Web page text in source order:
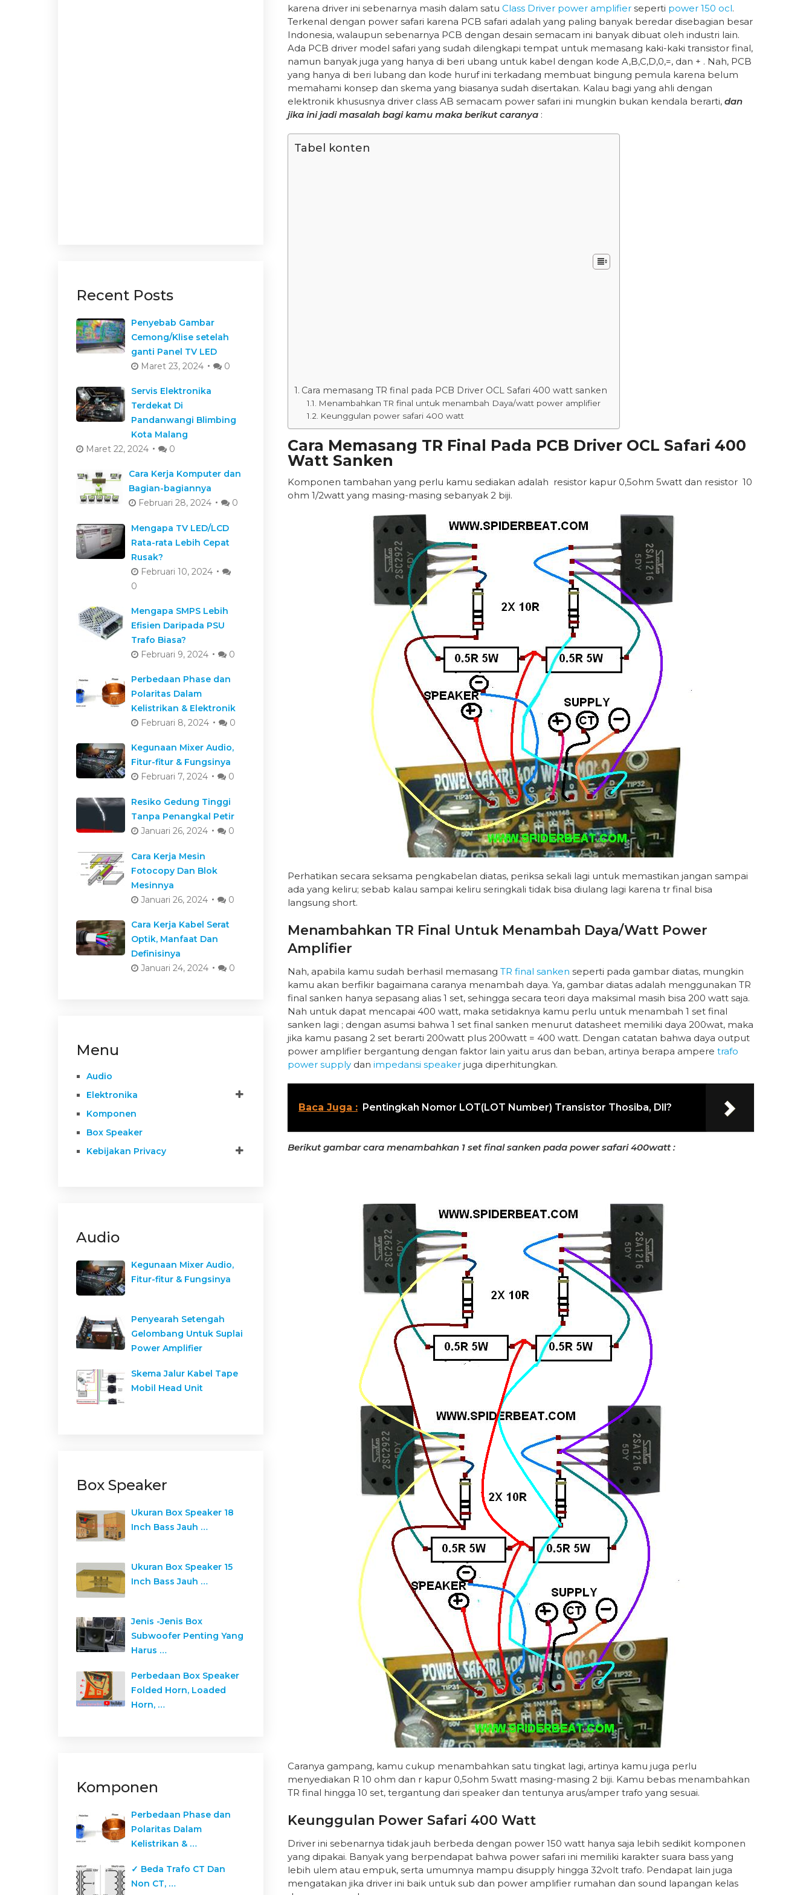
karena driver ini sebenarnya masih dalam satu Class Driver power amplifier seperti power 150 ocl.
Terkenal dengan power safari karena PCB safari adalah yang paling banyak beredar disebagian besar
Indonesia, walaupun sebenarnya PCB dengan desain semacam ini banyak dibuat oleh industri lain.
Ada PCB driver model safari yang sudah dilengkapi tempat untuk memasang kaki-kaki transistor final,
namun banyak juga yang hanya di beri ubang untuk kabel dengan kode A,B,C,D,0,=, dan + . Nah, PCB
yang hanya di beri lubang dan kode huruf ini terkadang membuat bingung pemula karena belum
memahami konsep dan skema yang biasanya sudah disertakan. Kalau bagi yang ahli dengan
elektronik khususnya driver class AB semacam power safari ini mungkin bukan kendala berarti, dan
jika ini jadi masalah bagi kamu maka berikut caranya :
Tabel konten
Cara memasang TR final pada PCB Driver OCL Safari 400 watt sanken
Menambahkan TR final untuk menambah Daya/watt power amplifier
Keunggulan power safari 400 watt
Cara Memasang TR Final Pada PCB Driver OCL Safari 400
Watt Sanken
Komponen tambahan yang perlu kamu sediakan adalah resistor kapur 0,5ohm 5watt dan resistor 10
ohm 1/2watt yang masing-masing sebanyak 2 biji.
Perhatikan secara seksama pengkabelan diatas, periksa sekali lagi untuk memastikan jangan sampai
ada yang keliru; sebab kalau sampai keliru seringkali tidak bisa diulang lagi karena tr final bisa
langsung short.
Menambahkan TR Final Untuk Menambah Daya/watt Power
Amplifier
Nah, apabila kamu sudah berhasil memasang TR final sanken seperti pada gambar diatas, mungkin
kamu akan berfikir bagaimana caranya menambah daya. Ya, gambar diatas adalah menggunakan TR
final sanken hanya sepasang alias 1 set, sehingga secara teori daya maksimal masih bisa 200 watt saja.
Nah untuk dapat mencapai 400 watt, maka setidaknya kamu perlu untuk menambah 1 set final
sanken lagi ; dengan asumsi bahwa 1 set final sanken menurut datasheet memiliki daya 200wat, maka
jika kamu pasang 2 set berarti 200watt plus 200watt = 400 watt. Dengan catatan bahwa daya output
power amplifier bergantung dengan faktor lain yaitu arus dan beban, artinya berapa ampere trafo
power supply dan impedansi speaker juga diperhitungkan.
Baca Juga : Pentingkah Nomor LOT(LOT Number) Transistor Thosiba, Dll?
Berikut gambar cara menambahkan 1 set final sanken pada power safari 400watt :
Caranya gampang, kamu cukup menambahkan satu tingkat lagi, artinya kamu juga perlu
menyediakan R 10 ohm dan r kapur 0,5ohm 5watt masing-masing 2 biji. Kamu bebas menambahkan
TR final hingga 10 set, tergantung dari speaker dan tentunya arus/amper trafo yang sesuai.
Keunggulan Power Safari 400 Watt
Driver ini sebenarnya tidak jauh berbeda dengan power 150 watt hanya saja lebih sedikit komponen
yang dipakai. Banyak yang berpendapat bahwa power safari ini memiliki karakter suara bass yang
lebih ulem atau empuk, serta umumnya mampu disupply hingga 32volt trafo. Pendapat lain juga
mengatakan jika driver ini baik untuk sub dan power amplifier rumahan dan sound lapangan kelas
Recent Posts
Penyebab Gambar
Cemong/Klise setelah
ganti Panel TV LED
Maret 23, 2024
0
Servis Elektronika
Terdekat Di
Pandanwangi Blimbing
Kota Malang
Maret 22, 2024
0
Cara Kerja Komputer dan
Bagian-bagiannya
Februari 28, 2024
0
Mengapa TV LED/LCD
Rata-rata Lebih Cepat
Rusak?
Februari 10, 2024
0
Mengapa SMPS Lebih
Efisien Daripada PSU
Trafo Biasa?
Februari 9, 2024
0
Perbedaan Phase dan
Polaritas Dalam
Kelistrikan & Elektronik
Februari 8, 2024
0
Kegunaan Mixer Audio,
Fitur-fitur & Fungsinya
Februari 7, 2024
0
Resiko Gedung Tinggi
Tanpa Penangkal Petir
Januari 26, 2024
0
Cara Kerja Mesin
Fotocopy Dan Blok
Mesinnya
Januari 26, 2024
0
Cara Kerja Kabel Serat
Optik, Manfaat Dan
Definisinya
Januari 24, 2024
0
Menu
Audio
Elektronika
Komponen
Box Speaker
Kebijakan Privacy
Audio
Kegunaan Mixer Audio,
Fitur-fitur & Fungsinya
Penyearah Setengah
Gelombang Untuk Suplai
Power Amplifier
Skema Jalur Kabel Tape
Mobil Head Unit
Box Speaker
Ukuran Box Speaker 18
Inch Bass Jauh …
Ukuran Box Speaker 15
Inch Bass Jauh …
Jenis -Jenis Box
Subwoofer Penting Yang
Harus …
Perbedaan Box Speaker
Folded Horn, Loaded
Horn, …
Komponen
Perbedaan Phase dan
Polaritas Dalam
Kelistrikan & …
✓ Beda Trafo CT Dan
Non CT, …